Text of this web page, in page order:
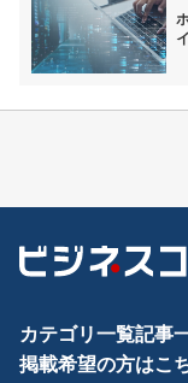
カテゴリ一覧記事
掲載希望の方はこ